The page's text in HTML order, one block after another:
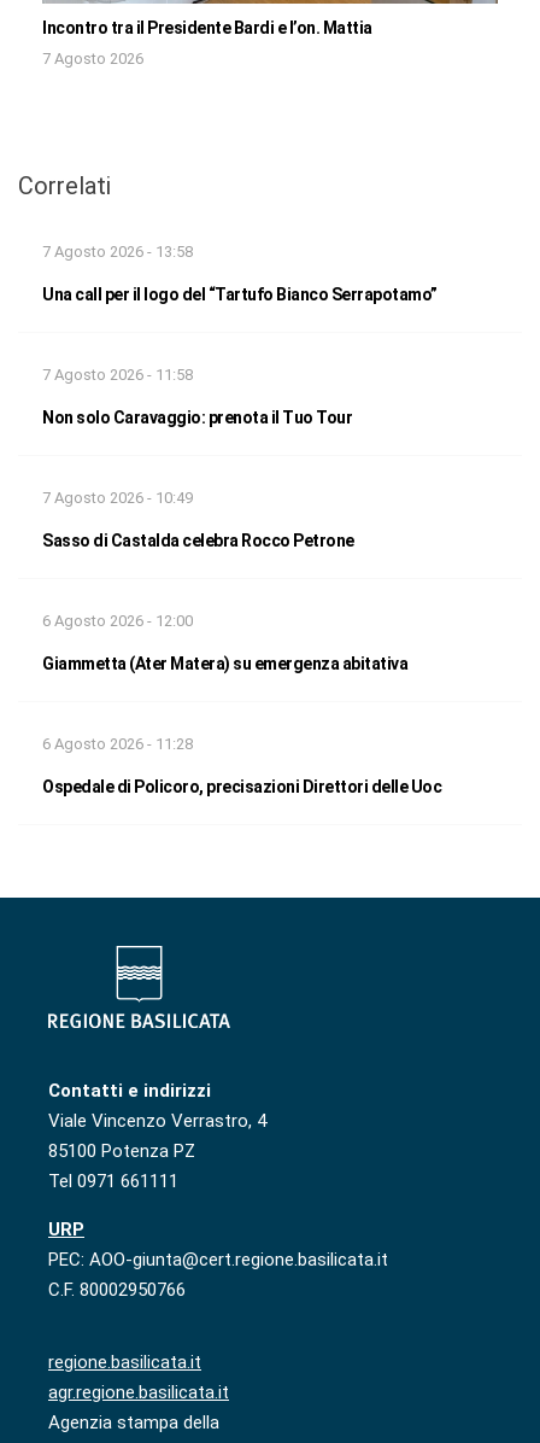
Incontro tra il Presidente Bardi e l’on. Mattia
7 Agosto 2026
Correlati
7 Agosto 2026 - 13:58
Una call per il logo del “Tartufo Bianco Serrapotamo”
7 Agosto 2026 - 11:58
Non solo Caravaggio: prenota il Tuo Tour
7 Agosto 2026 - 10:49
Sasso di Castalda celebra Rocco Petrone
6 Agosto 2026 - 12:00
Giammetta (Ater Matera) su emergenza abitativa
6 Agosto 2026 - 11:28
Ospedale di Policoro, precisazioni Direttori delle Uoc
Contatti e indirizzi
Viale Vincenzo Verrastro, 4
85100 Potenza PZ
Tel 0971 661111
URP
PEC: AOO-giunta@cert.regione.basilicata.it
C.F. 80002950766
regione.basilicata.it
agr.regione.basilicata.it
Agenzia stampa della